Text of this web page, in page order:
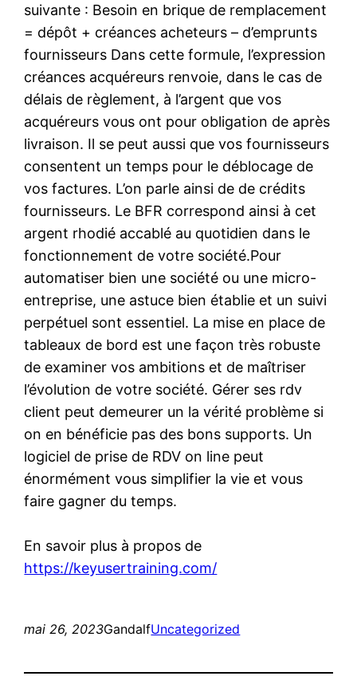
suivante : Besoin en brique de remplacement
= dépôt + créances acheteurs – d’emprunts
fournisseurs Dans cette formule, l’expression
créances acquéreurs renvoie, dans le cas de
délais de règlement, à l’argent que vos
acquéreurs vous ont pour obligation de après
livraison. Il se peut aussi que vos fournisseurs
consentent un temps pour le déblocage de
vos factures. L’on parle ainsi de de crédits
fournisseurs. Le BFR correspond ainsi à cet
argent rhodié accablé au quotidien dans le
fonctionnement de votre société.Pour
automatiser bien une société ou une micro-
entreprise, une astuce bien établie et un suivi
perpétuel sont essentiel. La mise en place de
tableaux de bord est une façon très robuste
de examiner vos ambitions et de maîtriser
l’évolution de votre société. Gérer ses rdv
client peut demeurer un la vérité problème si
on en bénéficie pas des bons supports. Un
logiciel de prise de RDV on line peut
énormément vous simplifier la vie et vous
faire gagner du temps.
En savoir plus à propos de
https://keyusertraining.com/
mai 26, 2023GandalfUncategorized